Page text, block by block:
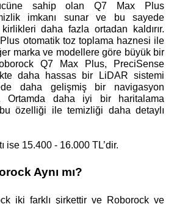
sahip olan Q7 Max Plus
imkanı sunar ve bu sayede
daha fazla ortadan kaldırır.
otomatik toz toplama haznesi ile
marka ve modellere göre büyük bir
Q7 Max Plus, PreciSense
daha hassas bir LiDAR sistemi
daha gelişmiş bir navigasyon
Ortamda daha iyi bir haritalama
özelliği ile temizliği daha detaylı
ise 15.400 - 16.000 TL’dir.
Aynı mı?
iki farklı şirkettir ve Roborock ve